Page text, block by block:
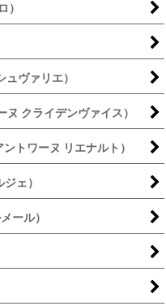
ヴァリエ）
クライデンヴァイス）
トワーヌ リエナルト）
ェ）
ール）